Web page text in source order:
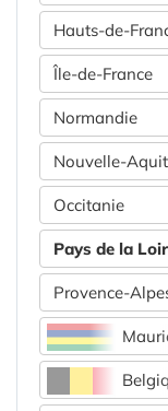
Hauts-de-
Île-de-France
Normandie
Nouvelle-
Occitanie
Pays de la
Provence-